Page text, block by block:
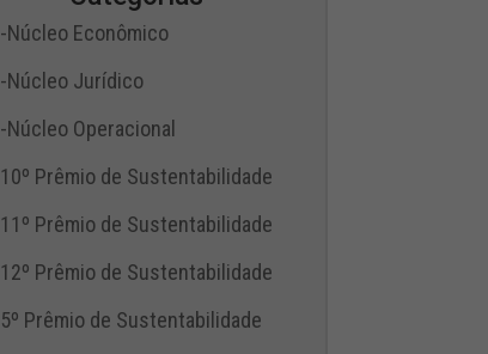
-Núcleo Econômico
-Núcleo Jurídico
-Núcleo Operacional
10º Prêmio de Sustentabilidade
11º Prêmio de Sustentabilidade
12º Prêmio de Sustentabilidade
5º Prêmio de Sustentabilidade